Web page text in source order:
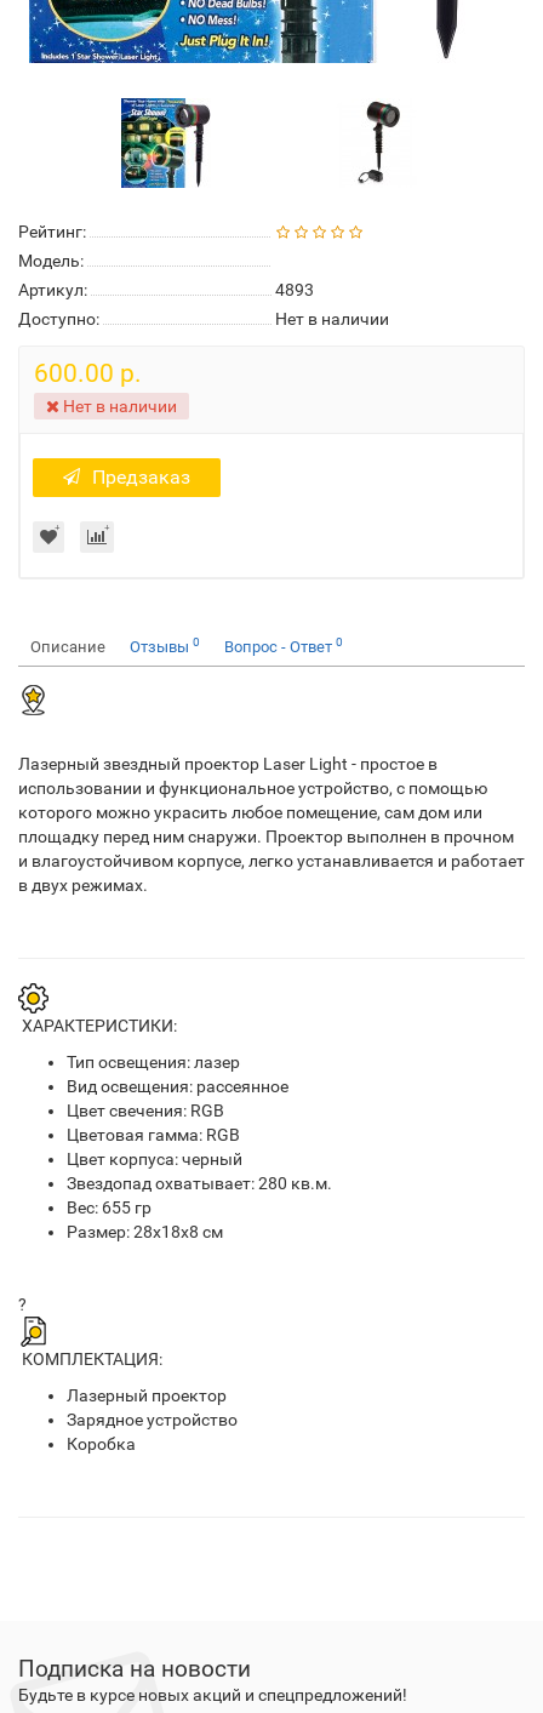
Рейтинг:
Модель:
Артикул:
4893
Доступно:
Нет в наличии
600.00 р.
Нет в наличии
Предзаказ
Описание Отзывы 0 Вопрос - Ответ 0
Лазерный звездный проектор Laser Light - простое в
использовании и функциональное устройство, с помощью
которого можно украсить любое помещение, сам дом или
площадку перед ним снаружи. Проектор выполнен в прочном
и влагоустойчивом корпусе, легко устанавливается и работает
в двух режимах.
ХАРАКТЕРИСТИКИ:
Тип освещения: лазер
Вид освещения: рассеянное
Цвет свечения: RGB
Цветовая гамма: RGB
Цвет корпуса: черный
Звездопад охватывает: 280 кв.м.
Вес: 655 гр
Размер: 28х18х8 см
?
КОМПЛЕКТАЦИЯ:
Лазерный проектор
Зарядное устройство
Коробка
Подписка на новости
Будьте в курсе новых акций и спецпредложений!